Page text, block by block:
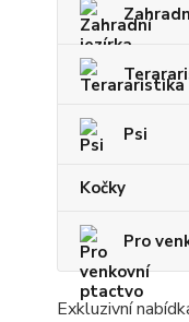
Psi
Kočky
Pro
Exkluzivní